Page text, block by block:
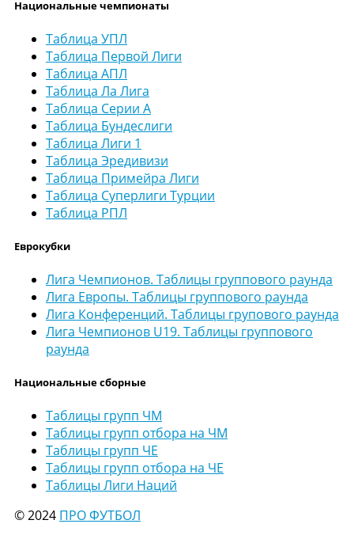
Национальные чемпионаты
Таблица УПЛ
Таблица Первой Лиги
Таблица АПЛ
Таблица Ла Лига
Таблица Серии А
Таблица Бундеслиги
Таблица Лиги 1
Таблица Эредивизи
Таблица Примейра Лиги
Таблица Суперлиги Турции
Таблица РПЛ
Еврокубки
Лига Чемпионов. Таблицы группового раунда
Лига Европы. Таблицы группового раунда
Лига Конференций. Таблицы групового раунда
Лига Чемпионов U19. Таблицы группового
раунда
Национальные сборные
Таблицы групп ЧМ
Таблицы групп отбора на ЧМ
Таблицы групп ЧЕ
Таблицы групп отбора на ЧЕ
Таблицы Лиги Наций
© 2024 ПРО ФУТБОЛ